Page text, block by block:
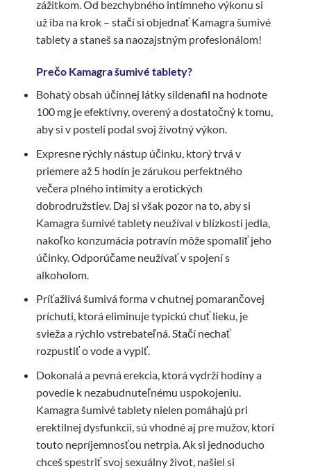
zážitkom. Od bezchybného intímneho výkonu si
už iba na krok – stačí si objednať Kamagra šumivé
tablety a staneš sa naozajstným profesionálom!
Prečo Kamagra šumivé tablety?
Bohatý obsah účinnej látky sildenafil na hodnote
100 mg je efektívny, overený a dostatočný k tomu,
aby si v posteli podal svoj životný výkon.
Expresne rýchly nástup účinku, ktorý trvá v
priemere až 5 hodín je zárukou perfektného
večera plného intimity a erotických
dobrodružstiev. Daj si však pozor na to, aby si
Kamagra šumivé tablety neužíval v blízkosti jedla,
nakoľko konzumácia potravín môže spomaliť jeho
účinky. Odporúčame neužívať v spojení s
alkoholom.
Príťažlivá šumivá forma v chutnej pomarančovej
príchuti, ktorá eliminuje typickú chuť lieku, je
svieža a rýchlo vstrebateľná. Stačí nechať
rozpustiť o vode a vypiť.
Dokonalá a pevná erekcia, ktorá vydrží hodiny a
povedie k nezabudnuteľnému uspokojeniu.
Kamagra šumivé tablety nielen pomáhajú pri
erektilnej dysfunkcii, sú vhodné aj pre mužov, ktorí
touto nepríjemnosťou netrpia. Ak si jednoducho
chceš spestriť svoj sexuálny život, našiel si